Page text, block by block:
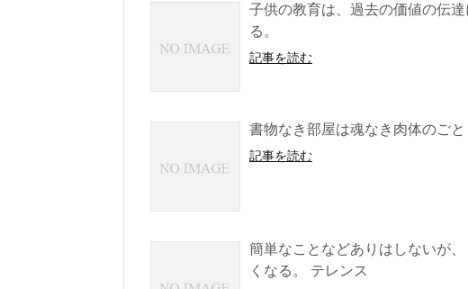
子供の教育は、過去の価値の伝
る。 デュ
記事を読む
書物なき部屋は魂なき肉体のごと
記事を読む
簡単なことなどありはしないが
くなる。 テレンス